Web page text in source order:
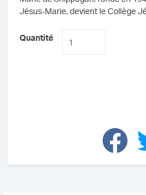
Jésus-Marie, devient le Collège
Quantité